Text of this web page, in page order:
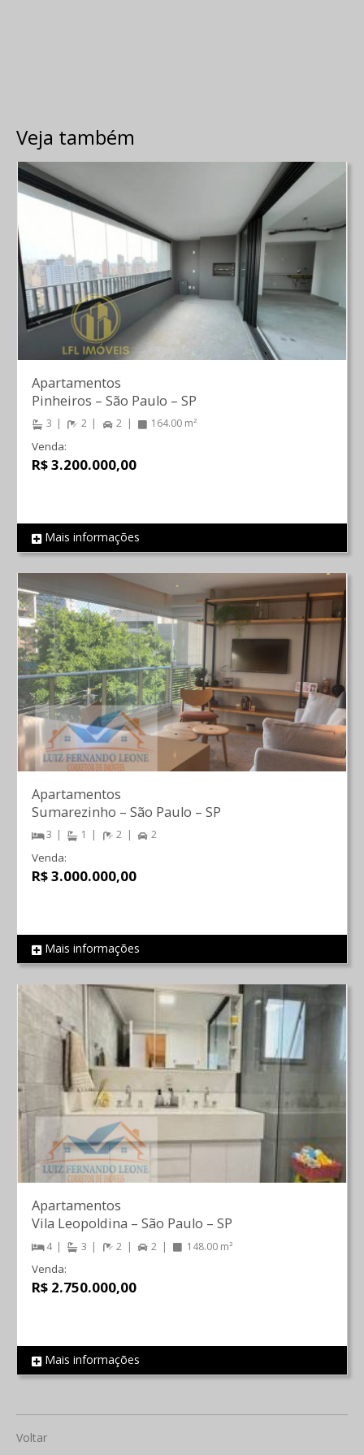
Veja também
REF 820
Apartamentos
Pinheiros – São Paulo – SP
3 2 2 164.00 m²
Venda:
R$ 3.200.000,00
Mais informações
REF 637
Apartamentos
Sumarezinho – São Paulo – SP
3 1 2 2
Venda:
R$ 3.000.000,00
Mais informações
REF 650
Apartamentos
Vila Leopoldina – São Paulo – SP
4 3 2 2 148.00 m²
Venda:
R$ 2.750.000,00
Mais informações
Voltar